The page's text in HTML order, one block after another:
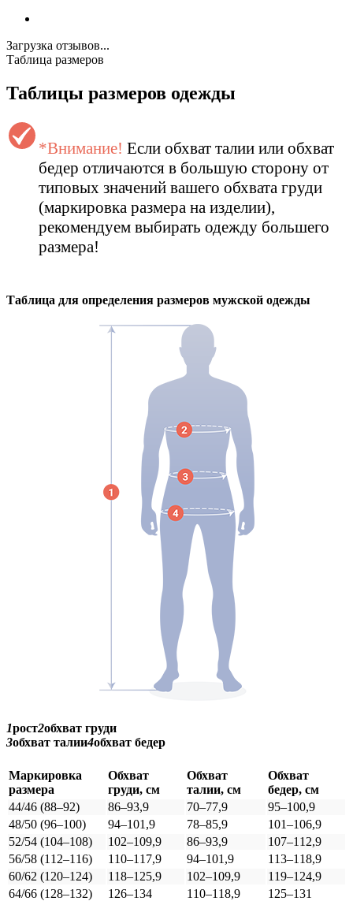
Загрузка отзывов...
Таблица размеров
Таблицы размеров одежды
*Внимание! Если обхват талии или обхват
бедер отличаются в большую сторону от
типовых значений вашего обхвата груди
(маркировка размера на изделии),
рекомендуем выбирать одежду большего
размера!
Таблица для определения размеров мужской одежды
1рост2обхват груди
3обхват талии4обхват бедер
Маркировка
размера
Обхват
груди, см
Обхват
талии, см
Обхват
бедер, см
44/46 (88–92)
86–93,9 70–77,9
95–100,9
48/50 (96–100)
94–101,9 78–85,9
101–106,9
52/54 (104–108)
102–109,9 86–93,9
107–112,9
56/58 (112–116)
110–117,9 94–101,9
113–118,9
60/62 (120–124)
118–125,9 102–109,9
119–124,9
64/66 (128–132)
126–134 110–118,9
125–131